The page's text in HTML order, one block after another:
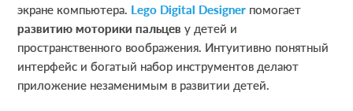
экране компьютера. Lego Digital Designer помогает
развитию моторики пальцев у детей и
пространственного воображения. Интуитивно понятный
интерфейс и богатый набор инструментов делают
приложение незаменимым в развитии детей.